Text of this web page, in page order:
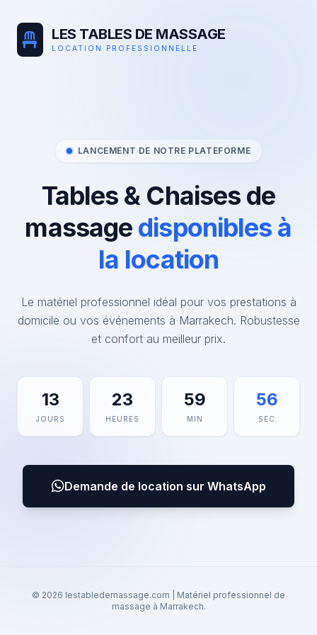
LES TABLES DE MASSAGE
LOCATION PROFESSIONNELLE
LANCEMENT DE NOTRE PLATEFORME
Tables & Chaises de
massage disponibles à
la location
Le matériel professionnel idéal pour vos prestations à
domicile ou vos événements à Marrakech. Robustesse
et confort au meilleur prix.
13
JOURS
23
HEURES
59
MIN
56
SEC
Demande de location sur WhatsApp
© 2026 lestabledemassage.com | Matériel professionnel de
massage à Marrakech.